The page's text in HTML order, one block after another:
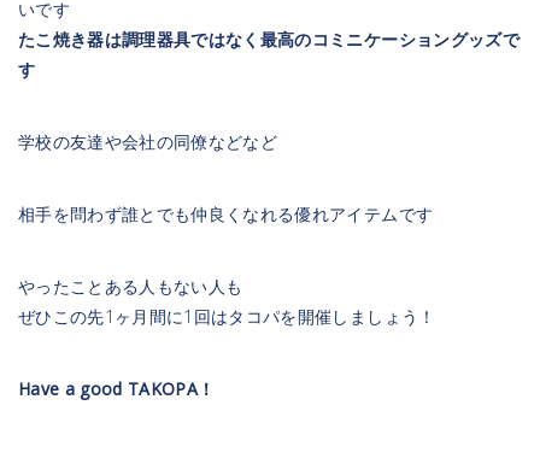
いです
たこ焼き器は調理器具ではなく最高のコミニケーショングッズで
す
学校の友達や会社の同僚などなど
相手を問わず誰とでも仲良くなれる優れアイテムです
やったことある人もない人も
ぜひこの先1ヶ月間に1回はタコパを開催しましょう！
Have a good TAKOPA！